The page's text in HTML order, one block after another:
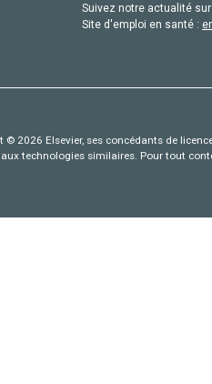
Suivez notre actualité
Site d'emploi en santé :
© 2026 Elsevier, ses concédants de
technologies similaires. Pour tout